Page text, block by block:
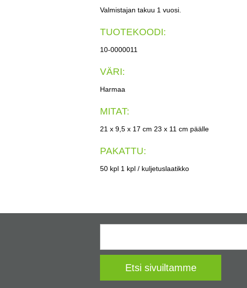
Valmistajan takuu 1 vuosi.
TUOTEKOODI:
10-0000011
VÄRI:
Harmaa
MITAT:
21 x 9,5 x 17 cm 23 x 11 cm päälle
PAKATTU:
50 kpl 1 kpl / kuljetuslaatikko